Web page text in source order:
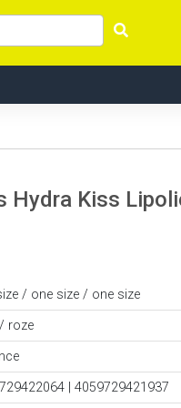
Hydra Kiss
/ one size / one size
roze
| 4059729421937